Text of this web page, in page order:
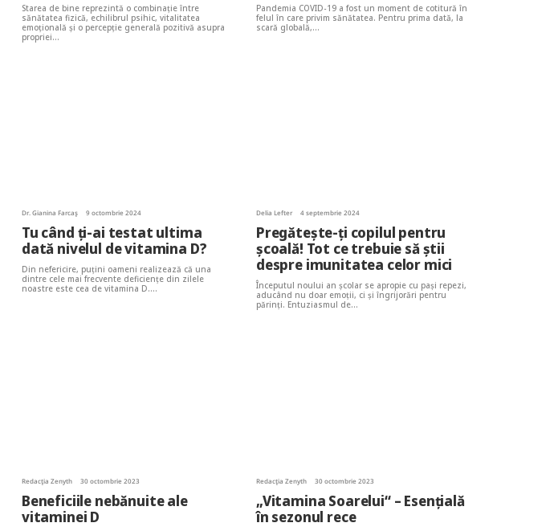
Starea de bine reprezintă o combinație între
sănătatea fizică, echilibrul psihic, vitalitatea
emoțională și o percepție generală pozitivă asupra
propriei…
Pandemia COVID-19 a fost un moment de cotitură în
felul în care privim sănătatea. Pentru prima dată, la
scară globală,…
Dr. Gianina Farcaș 9 octombrie 2024
Tu când ți-ai testat ultima
dată nivelul de vitamina D?
Din nefericire, puțini oameni realizează că una
dintre cele mai frecvente deficiențe din zilele
noastre este cea de vitamina D.…
Delia Lefter 4 septembrie 2024
Pregătește-ți copilul pentru
școală! Tot ce trebuie să știi
despre imunitatea celor mici
Începutul noului an școlar se apropie cu pași repezi,
aducând nu doar emoții, ci și îngrijorări pentru
părinți. Entuziasmul de…
Redacția Zenyth 30 octombrie 2023
Beneficiile nebănuite ale
vitaminei D
Redacția Zenyth 30 octombrie 2023
„Vitamina Soarelui“ – Esențială
în sezonul rece